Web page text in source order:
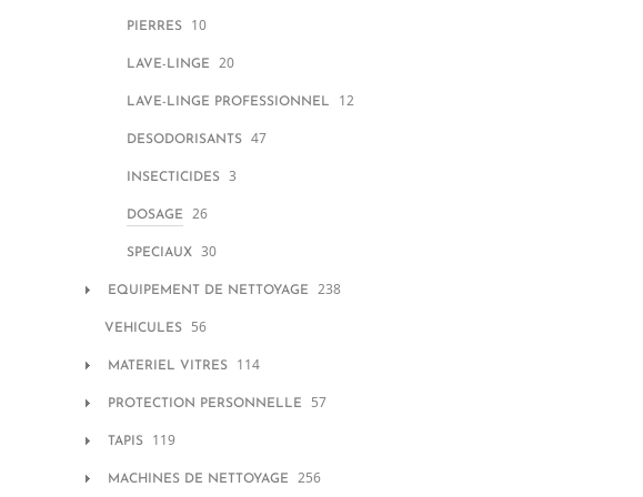
PIERRES 10
LAVE-LINGE 20
LAVE-LINGE PROFESSIONNEL 12
DESODORISANTS 47
INSECTICIDES 3
DOSAGE 26
SPECIAUX 30
EQUIPEMENT DE NETTOYAGE 238
VEHICULES 56
MATERIEL VITRES 114
PROTECTION PERSONNELLE 57
TAPIS 119
MACHINES DE NETTOYAGE 256